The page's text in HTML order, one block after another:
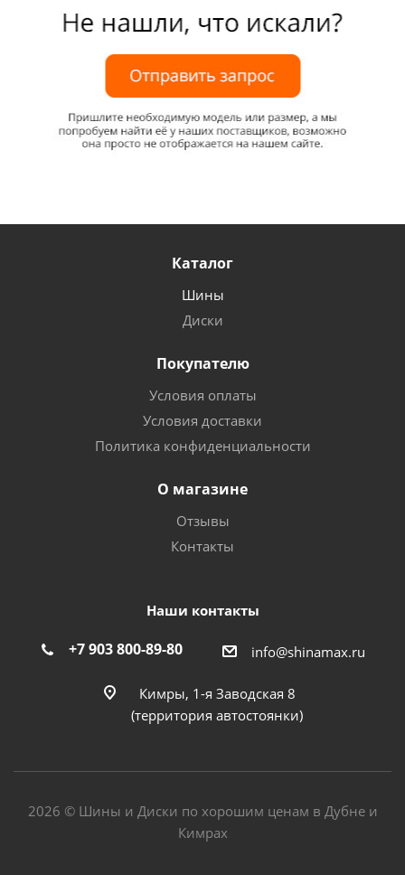
Каталог
Шины
Диски
Покупателю
Условия оплаты
Условия доставки
Политика конфиденциальности
О магазине
Отзывы
Контакты
Наши контакты
+7 903 800-89-80 info@shinamax.ru
Кимры, 1-я Заводская 8
(территория автостоянки)
2026 © Шины и Диски по хорошим ценам в Дубне и
Кимрах